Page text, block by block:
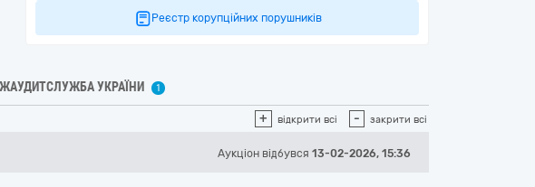
Реєстр корупційних порушників
УКРАЇНИ 1
+ відкрити всі - закрити всі
Аукціон відбувся 13-02-2026, 15:36